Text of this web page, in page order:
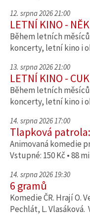
12. srpna 2026 21:00
LETNÍ KINO -
Během letních
koncerty, letní kino i
13. srpna 2026 21:00
LETNÍ KINO -
Během letních
koncerty, letní kino i
14. srpna 2026 17:00
Tlapková
Animovaná komedie
Vstupné: 150 Kč • 88
14. srpna 2026 19:30
6 gramů
Komedie ČR. Hrají O.
Pechlát, L. Vlasáková.